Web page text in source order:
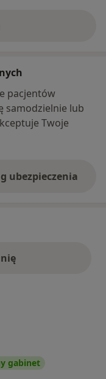
pacjentów
samodzielnie lub
Twoje
ubezpieczenia
gabinet